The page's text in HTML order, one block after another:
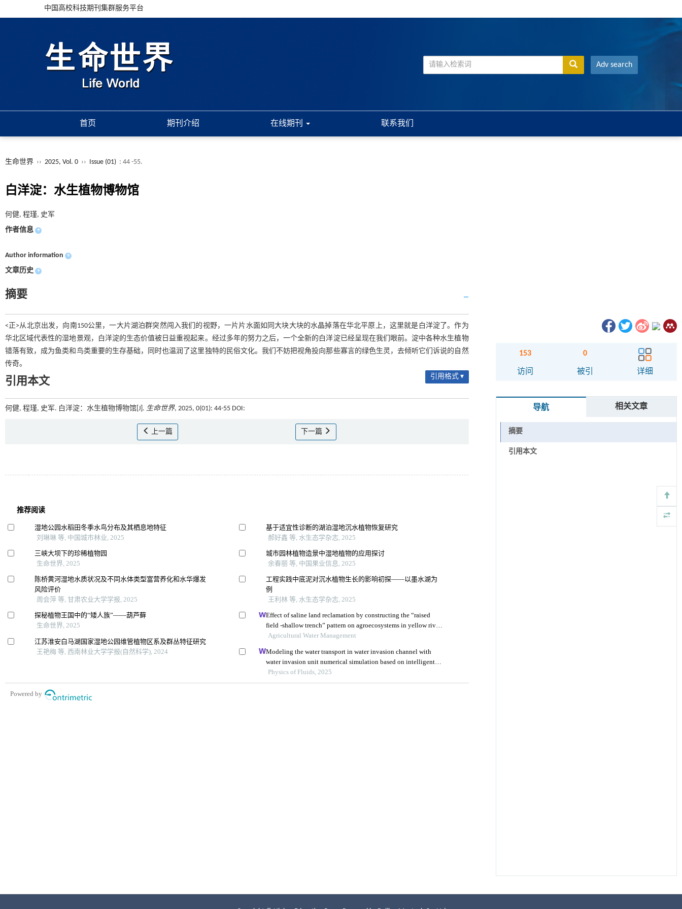
中国高校科技期刊集群服务平台
Adv search
首页 期刊介绍 在线期刊 联系我们
生命世界 ›› 2025, Vol. 0 ›› Issue (01) : 44 -55.
白洋淀：水生植物博物馆
何健, 程瑾, 史军
作者信息 +
Author information +
文章历史 +
摘要
<正>从北京出发，向南150公里，一大片湖泊群突然闯入我们的视野，一片片水面如同大块大块的水晶掉落在华北平原上，这里就是白洋淀了。作为
华北区域代表性的湿地景观，白洋淀的生态价值被日益重视起来。经过多年的努力之后，一个全新的白洋淀已经呈现在我们眼前。淀中各种水生植物
错落有致，成为鱼类和鸟类重要的生存基础，同时也温润了这里独特的民俗文化。我们不妨把视角投向那些寡言的绿色生灵，去倾听它们诉说的自然
传奇。
引用本文 引用格式 ▾
何健, 程瑾, 史军. 白洋淀：水生植物博物馆[J]. 生命世界, 2025, 0(01): 44-55 DOI:
上一篇 下一篇
153
访问
0
被引 详细
导航 相关文章
摘要
引用本文